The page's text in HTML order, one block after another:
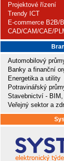
Projektové řízení
Trendy ICT
E-commerce B2B/
CAD/CAM/CAE/
Automobilový
Banky a finanční
Energetika a utility
Potravinářský
Stavebnictví - BIM,
Veřejný sektor a